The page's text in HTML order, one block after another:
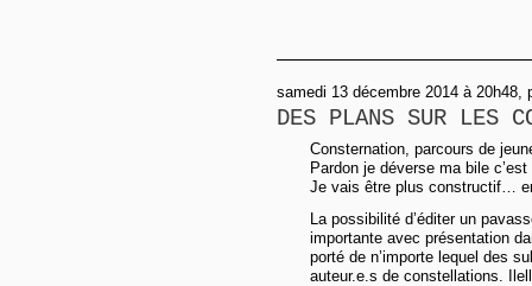
samedi 13 décembre 2014 à 20h48,
DES PLANS SUR LES
Consternation, parcours de
Pardon je déverse ma bile
Je vais être plus constructif…
La possibilité d’éditer un
importante avec présentation
porté de n’importe lequel des
auteur.e.s de constellations.